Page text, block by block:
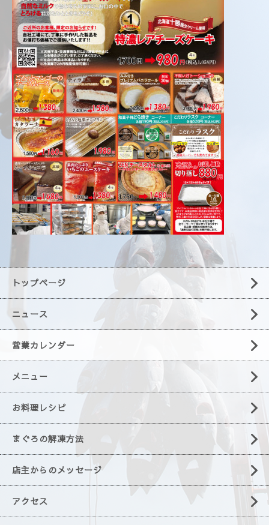
トップページ
ニュース
営業カレンダー
メニュー
お料理レシピ
まぐろの解凍方法
店主からのメッセージ
アクセス